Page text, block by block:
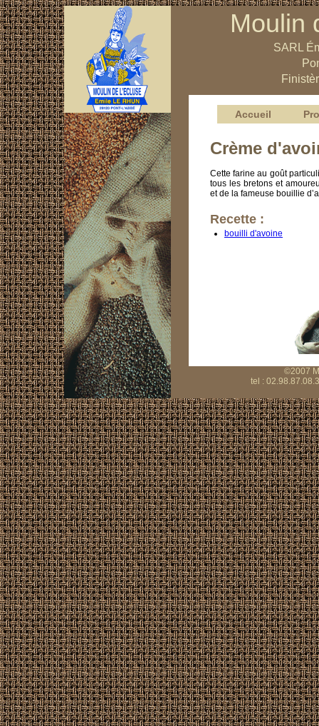
Moulin
SARL
Accueil
Crème
Cette farine au goût
tous les bretons et
et de la fameuse bouillie
Recette :
bouilli d'avoine
©2007
tel :